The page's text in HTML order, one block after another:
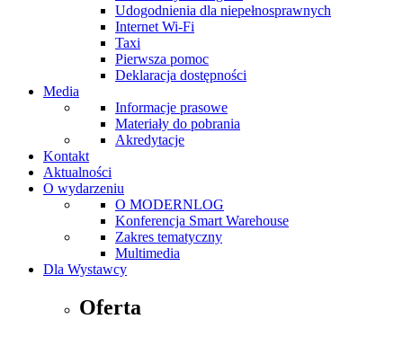
Udogodnienia dla niepełnosprawnych
Internet Wi-Fi
Taxi
Pierwsza pomoc
Deklaracja dostępności
Media
Informacje prasowe
Materiały do pobrania
Akredytacje
Kontakt
Aktualności
O wydarzeniu
O MODERNLOG
Konferencja Smart Warehouse
Zakres tematyczny
Multimedia
Dla Wystawcy
Oferta